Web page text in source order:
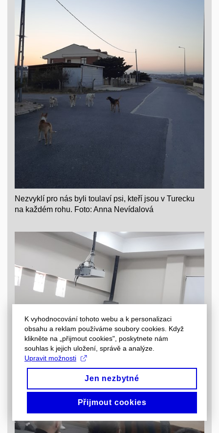
Nezvyklí pro nás byli toulaví psi, kteří jsou v Turecku
na každém rohu. Foto: Anna Nevídalová
K vyhodnocování tohoto webu a k personalizaci
obsahu a reklam používáme soubory cookies. Když
klikněte na „přijmout cookies", poskytnete nám
souhlas k jejich uložení, správě a analýze.
Upravit možnosti
Jen nezbytné
Přijmout cookies